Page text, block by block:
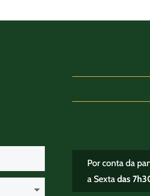
Por conta da
a Sextadas